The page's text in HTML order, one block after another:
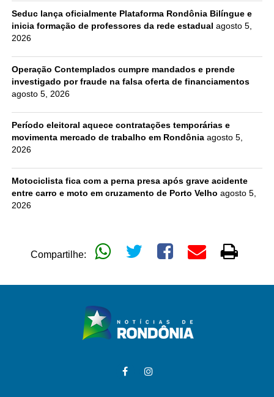
Seduc lança oficialmente Plataforma Rondônia Bilíngue e
inicia formação de professores da rede estadual agosto 5,
2026
Operação Contemplados cumpre mandados e prende
investigado por fraude na falsa oferta de financiamentos
agosto 5, 2026
Período eleitoral aquece contratações temporárias e
movimenta mercado de trabalho em Rondônia agosto 5,
2026
Motociclista fica com a perna presa após grave acidente
entre carro e moto em cruzamento de Porto Velho agosto 5,
2026
Compartilhe: